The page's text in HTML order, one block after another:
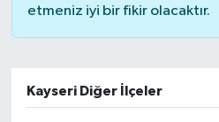
etmeniz iyi bir fikir olacaktır.
Kayseri Diğer İlçeler